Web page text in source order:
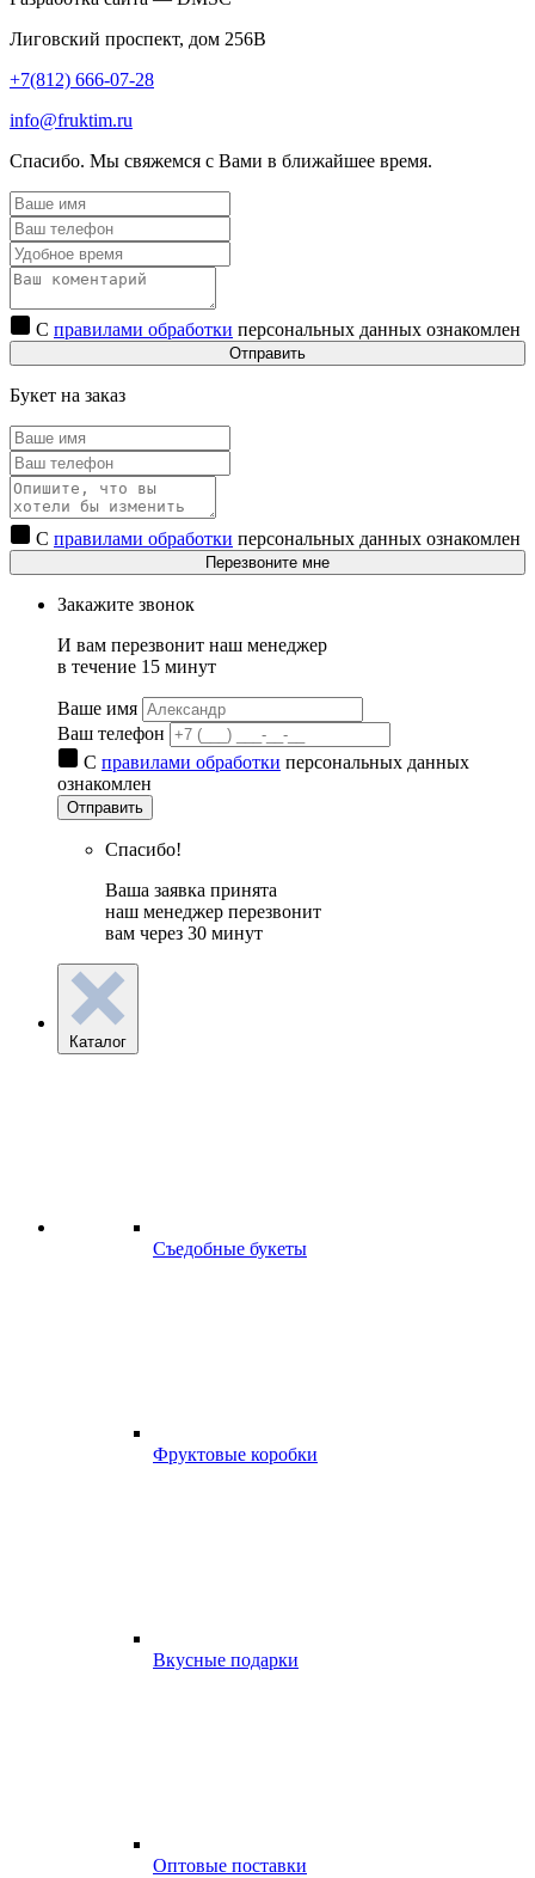
Лиговский проспект, дом 256В
+7(812) 666-07-28
info@fruktim.ru
Спасибо. Мы свяжемся с Вами в ближайшее время.
С правилами обработки персональных данных ознакомлен
Отправить
Букет на заказ
С правилами обработки персональных данных ознакомлен
Перезвоните мне
Закажите звонок
И вам перезвонит наш менеджер
в течение 15 минут
Ваше имя
Ваш телефон
С правилами обработки персональных данных
ознакомлен
Отправить
Спасибо!
Ваша заявка принята
наш менеджер перезвонит
вам через 30 минут
Каталог
Съедобные букеты
Фруктовые коробки
Вкусные подарки
Оптовые поставки